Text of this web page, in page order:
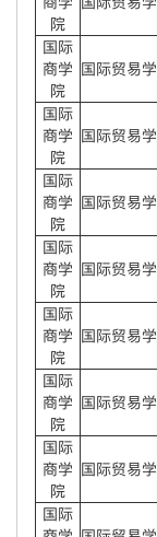
院
国际
商学
院
国际贸易学
国际
商学
院
国际贸易学
国际
商学
院
国际贸易学
国际
商学
院
国际贸易学
国际
商学
院
国际贸易学
国际
商学
院
国际贸易学
国际
商学
院
国际贸易学
国际